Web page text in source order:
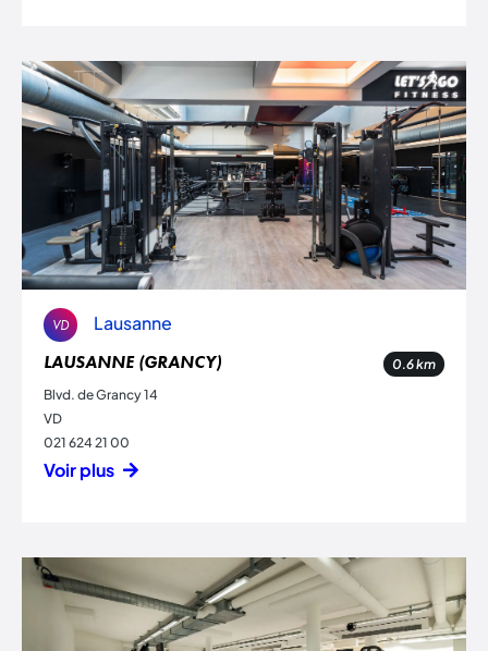
VD Lausanne
LAUSANNE (GRANCY) 0.6km
Blvd. de Grancy 14
VD
021 624 21 00
Voir plus